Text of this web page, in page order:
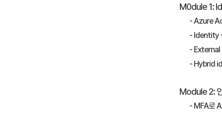
M0dule 1:
- Azure
- Identity
- External
- Hybrid
Module 2:
- MFA로